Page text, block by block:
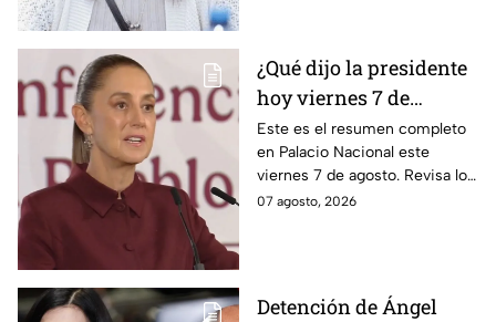
¿Qué dijo la presidente
hoy viernes 7 de
agosto? Resumen EN
VIVO
Este es el resumen completo
en Palacio Nacional este
viernes 7 de agosto. Revisa los
datos presentados y las
07 agosto, 2026
Detención de Ángel